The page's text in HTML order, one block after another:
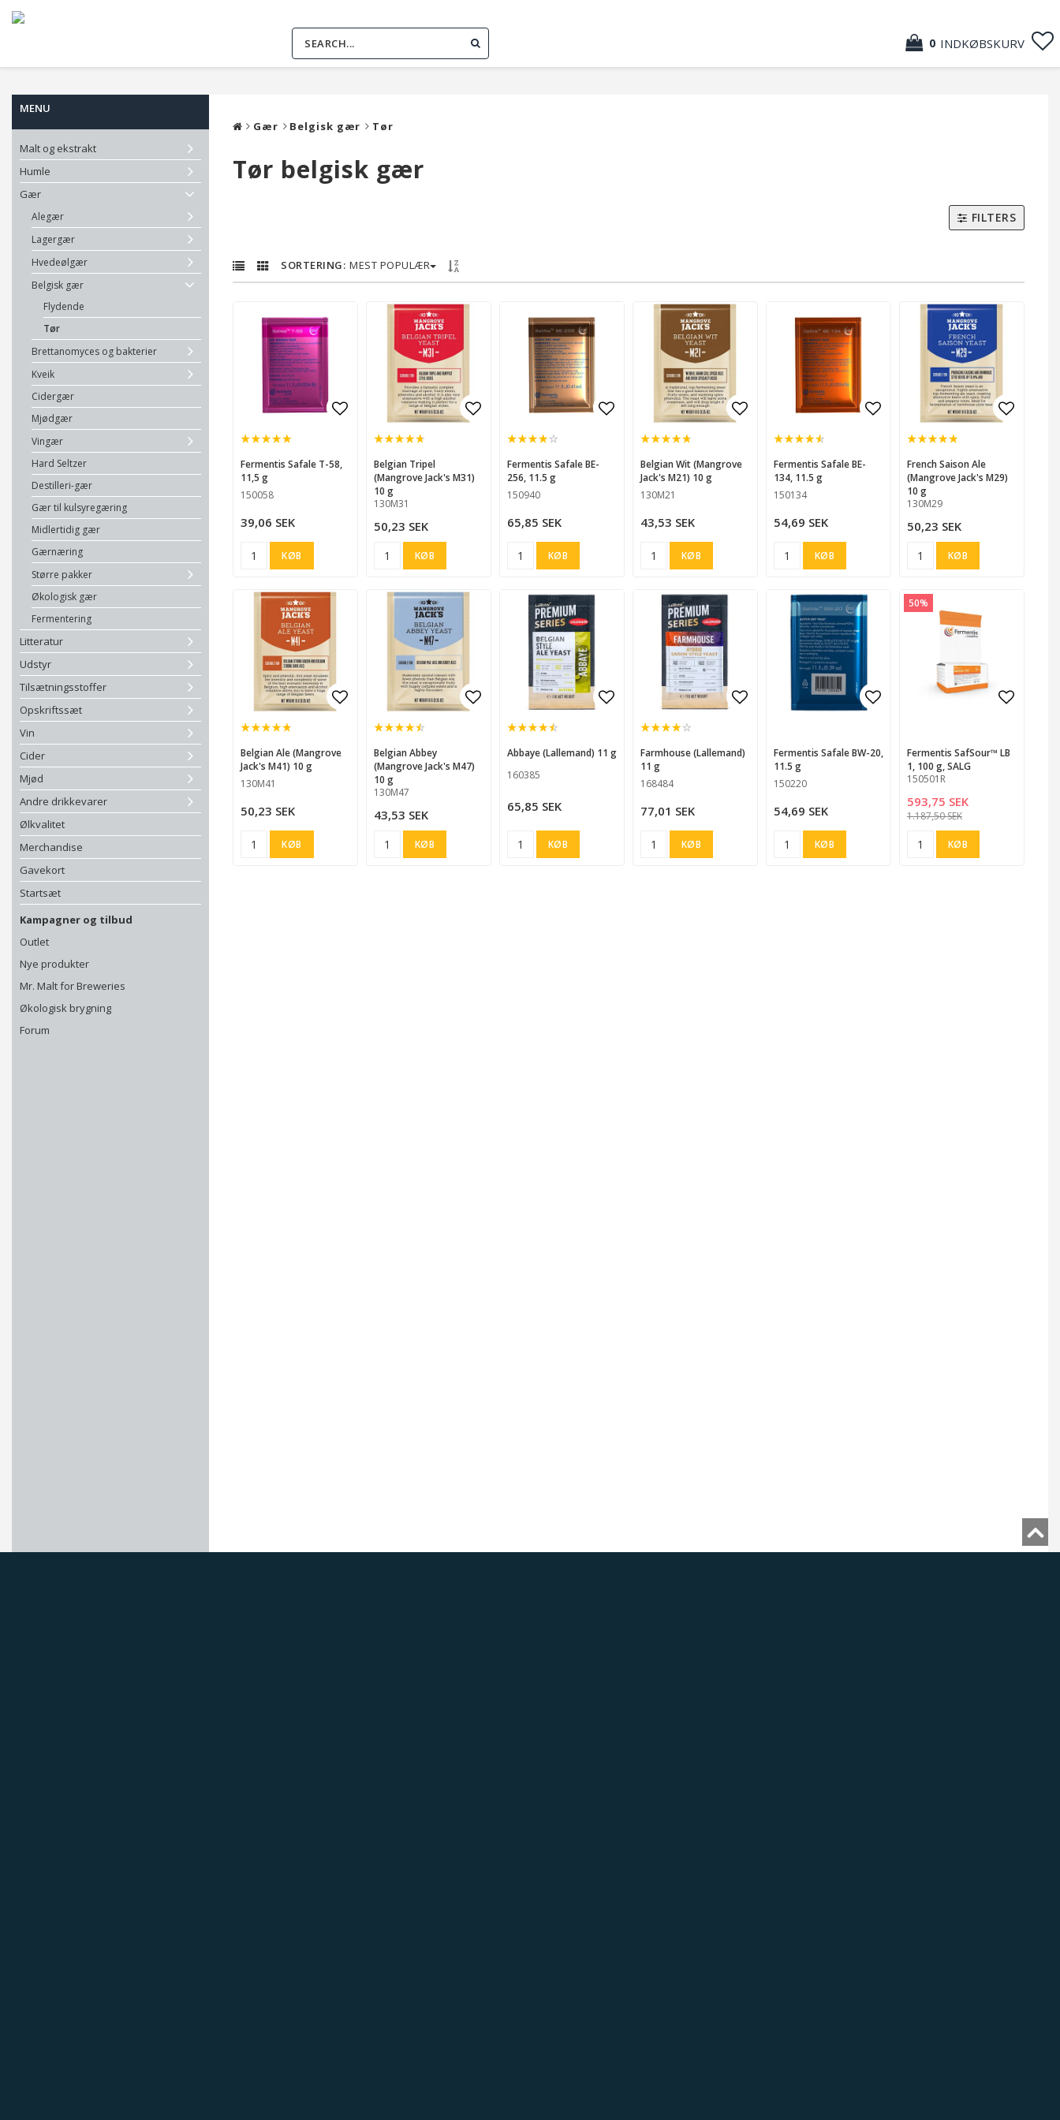
0 INDKØBSKURV
MENU
Malt og ekstrakt
Humle
Gær
Alegær
Lagergær
Hvedeølgær
Belgisk gær
Flydende
Tør
Brettanomyces og bakterier
Kveik
Cidergær
Mjødgær
Vingær
Hard Seltzer
Destilleri-gær
Gær til kulsyregæring
Midlertidig gær
Gærnæring
Større pakker
Økologisk gær
Fermentering
Litteratur
Udstyr
Tilsætningsstoffer
Opskriftssæt
Vin
Cider
Mjød
Andre drikkevarer
Ølkvalitet
Merchandise
Gavekort
Startsæt
Kampagner og tilbud
Outlet
Nye produkter
Mr. Malt for Breweries
Økologisk brygning
Forum
Gær Belgisk gær Tør
Tør belgisk gær
FILTERS
MEST POPULÆR
Add to list of favorites
Add to list of favorites
Fermentis Safale T-58,
11,5 g
150058
39,06 SEK
KØB
Add to list of favorites
Belgian Tripel
(Mangrove Jack's M31)
10 g
130M31
50,23 SEK
KØB
Add to list of favorites
Add to list of favorites
Fermentis Safale BE-
256, 11.5 g
150940
65,85 SEK
KØB
Add to list of favorites
Belgian Wit (Mangrove
Jack's M21) 10 g
130M21
43,53 SEK
KØB
Add to list of favorites
Add to list of favorites
Fermentis Safale BE-
134, 11.5 g
150134
54,69 SEK
KØB
French Saison Ale
(Mangrove Jack's M29)
10 g
130M29
50,23 SEK
KØB
Add to list of favorites
Belgian Ale (Mangrove
Jack's M41) 10 g
130M41
50,23 SEK
KØB
Add to list of favorites
Belgian Abbey
(Mangrove Jack's M47)
10 g
130M47
43,53 SEK
KØB
Add to list of favorites
Abbaye (Lallemand) 11 g
160385
65,85 SEK
KØB
Farmhouse (Lallemand)
11 g
168484
77,01 SEK
KØB
Fermentis Safale BW-20,
11.5 g
150220
54,69 SEK
KØB
50%
Fermentis SafSour™ LB
1, 100 g, SALG
150501R
1.187,50 SEK
593,75 SEK
KØB